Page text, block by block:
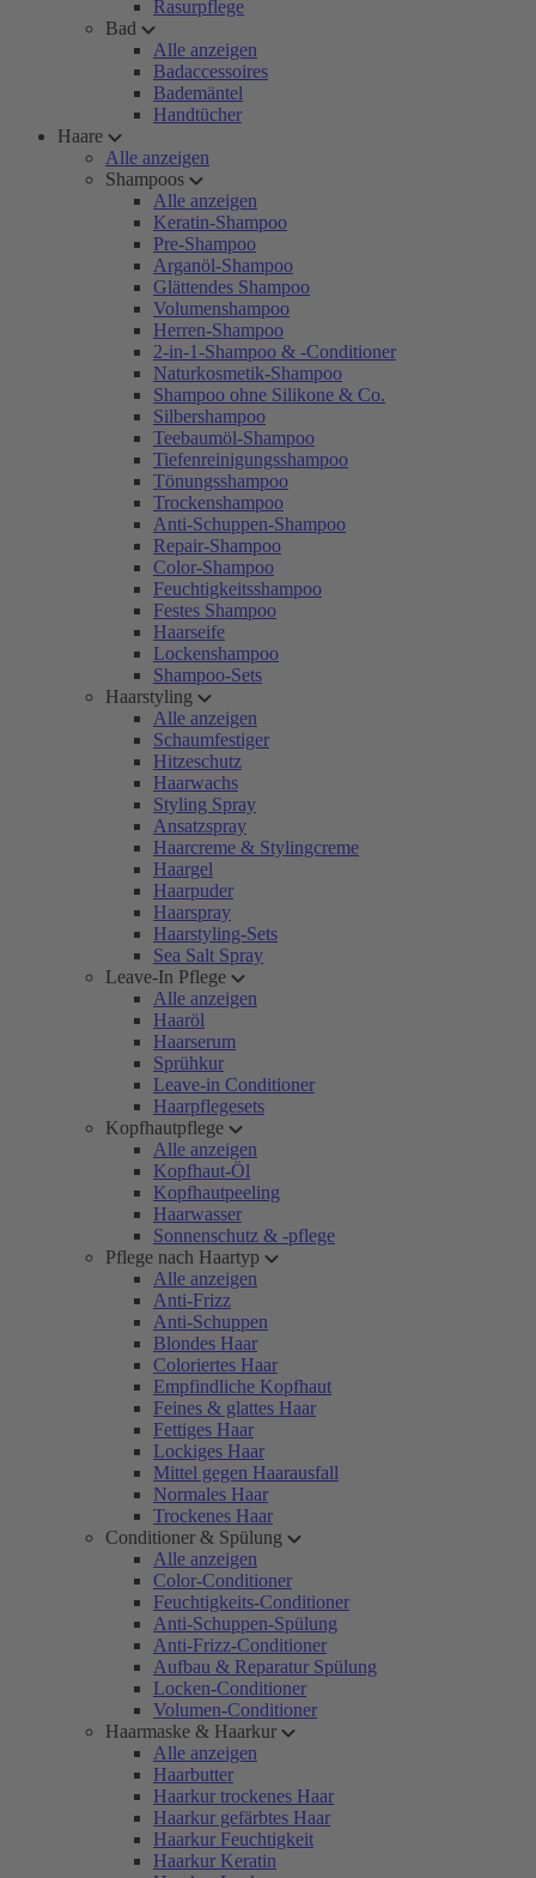
Rasurpflege
Bad
Alle anzeigen
Badaccessoires
Bademäntel
Handtücher
Haare
Alle anzeigen
Shampoos
Alle anzeigen
Keratin-Shampoo
Pre-Shampoo
Arganöl-Shampoo
Glättendes Shampoo
Volumenshampoo
Herren-Shampoo
2-in-1-Shampoo & -Conditioner
Naturkosmetik-Shampoo
Shampoo ohne Silikone & Co.
Silbershampoo
Teebaumöl-Shampoo
Tiefenreinigungsshampoo
Tönungsshampoo
Trockenshampoo
Anti-Schuppen-Shampoo
Repair-Shampoo
Color-Shampoo
Feuchtigkeitsshampoo
Festes Shampoo
Haarseife
Lockenshampoo
Shampoo-Sets
Haarstyling
Alle anzeigen
Schaumfestiger
Hitzeschutz
Haarwachs
Styling Spray
Ansatzspray
Haarcreme & Stylingcreme
Haargel
Haarpuder
Haarspray
Haarstyling-Sets
Sea Salt Spray
Leave-In Pflege
Alle anzeigen
Haaröl
Haarserum
Sprühkur
Leave-in Conditioner
Haarpflegesets
Kopfhautpflege
Alle anzeigen
Kopfhaut-Öl
Kopfhautpeeling
Haarwasser
Sonnenschutz & -pflege
Pflege nach Haartyp
Alle anzeigen
Anti-Frizz
Anti-Schuppen
Blondes Haar
Coloriertes Haar
Empfindliche Kopfhaut
Feines & glattes Haar
Fettiges Haar
Lockiges Haar
Mittel gegen Haarausfall
Normales Haar
Trockenes Haar
Conditioner & Spülung
Alle anzeigen
Color-Conditioner
Feuchtigkeits-Conditioner
Anti-Schuppen-Spülung
Anti-Frizz-Conditioner
Aufbau & Reparatur Spülung
Locken-Conditioner
Volumen-Conditioner
Haarmaske & Haarkur
Alle anzeigen
Haarbutter
Haarkur trockenes Haar
Haarkur gefärbtes Haar
Haarkur Feuchtigkeit
Haarkur Keratin